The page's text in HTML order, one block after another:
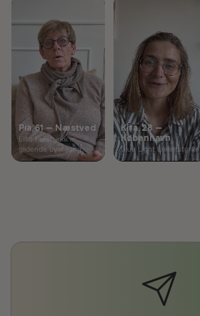
Pia, 61 — Næstved
Elite flerstyrke m.
glidende overgang
Kira, 28 —
København
Blue Light Enkeltstyrke